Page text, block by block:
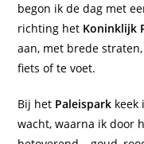
begon ik de dag met
richting het Koninklijk
aan, met brede
fiets of te voet.
Bij het Paleispark keek
wacht, waarna ik door